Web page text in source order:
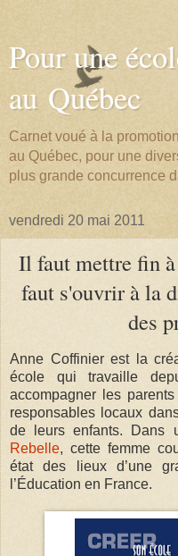
Pour une
au Québec
Carnet voué à la
au Québec, pour une
plus grande concurrence
vendredi 20 mai 2011
Il faut mettre fin
faut s'ouvrir à la
des
Anne Coffinier est la
école qui travaille
accompagner les
responsables locaux
de leurs enfants. Dans
Rebelle, cette femme
état des lieux d’une
l’Éducation en France.